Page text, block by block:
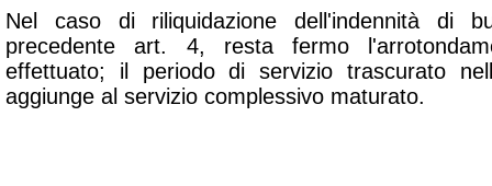
Nel caso di riliquidazione dell'indennità di
precedente art. 4, resta fermo
effettuato; il periodo di servizio trascurato
aggiunge al servizio complessivo maturato.